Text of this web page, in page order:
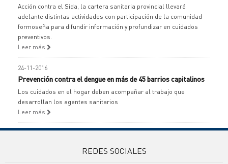
Acción contra el Sida, la cartera sanitaria provincial llevará
adelante distintas actividades con participación de la comunidad
formoseña para difundir información y profundizar en cuidados
preventivos.
Leer más
24-11-2016
Prevención contra el dengue en más de 45 barrios capitalinos
Los cuidados en el hogar deben acompañar al trabajo que
desarrollan los agentes sanitarios
Leer más
REDES SOCIALES